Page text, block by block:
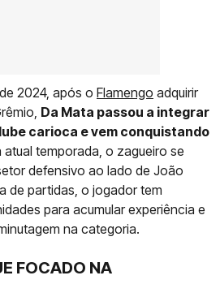
2024, após o Flamengo adquirir
Da Mata passou a integrar
carioca e vem conquistando
atual temporada, o zagueiro se
defensivo ao lado de João
de partidas, o jogador tem
para acumular experiência e
na categoria.
FOCADO NA